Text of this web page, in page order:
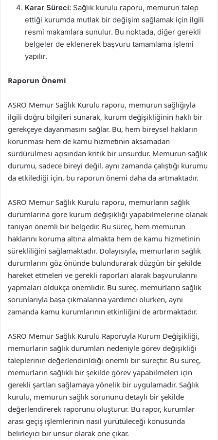
Karar Süreci: Sağlık kurulu raporu, memurun talep
ettiği kurumda mutlak bir değişim sağlamak için ilgili
resmi makamlara sunulur. Bu noktada, diğer gerekli
belgeler de eklenerek başvuru tamamlama işlemi
yapılır.
Raporun Önemi
ASRO Memur Sağlık Kurulu raporu, memurun sağlığıyla
ilgili doğru bilgileri sunarak, kurum değişikliğinin haklı bir
gerekçeye dayanmasını sağlar. Bu, hem bireysel hakların
korunması hem de kamu hizmetinin aksamadan
sürdürülmesi açısından kritik bir unsurdur. Memurun sağlık
durumu, sadece bireyi değil, aynı zamanda çalıştığı kurumu
da etkilediği için, bu raporun önemi daha da artmaktadır.
ASRO Memur Sağlık Kurulu raporu, memurların sağlık
durumlarına göre kurum değişikliği yapabilmelerine olanak
tanıyan önemli bir belgedir. Bu süreç, hem memurun
haklarını koruma altına almakta hem de kamu hizmetinin
sürekliliğini sağlamaktadır. Dolayısıyla, memurların sağlık
durumlarını göz önünde bulundurarak düzgün bir şekilde
hareket etmeleri ve gerekli raporları alarak başvurularını
yapmaları oldukça önemlidir. Bu süreç, memurların sağlık
sorunlarıyla başa çıkmalarına yardımcı olurken, aynı
zamanda kamu kurumlarının etkinliğini de artırmaktadır.
ASRO Memur Sağlık Kurulu Raporuyla Kurum Değişikliği,
memurların sağlık durumları nedeniyle görev değişikliği
taleplerinin değerlendirildiği önemli bir süreçtir. Bu süreç,
memurların sağlıklı bir şekilde görev yapabilmeleri için
gerekli şartları sağlamaya yönelik bir uygulamadır. Sağlık
kurulu, memurun sağlık sorununu detaylı bir şekilde
değerlendirerek raporunu oluşturur. Bu rapor, kurumlar
arası geçiş işlemlerinin nasıl yürütüleceği konusunda
belirleyici bir unsur olarak öne çıkar.